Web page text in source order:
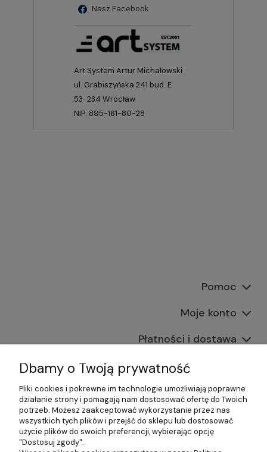
Nasz Facebook
Art System Artur Michałowski
ul. Grabiszyńska 241 bud. E
53-234 Wrocław
NIP: 895-161-80-28
Pomoc
Moje konto
Płatności i dostawa
Informacje
O nas
©2026 Wszelkie Prawa Zastrzeżone | Gastrosklep |
Dbamy o Twoją prywatność
Pliki cookies i pokrewne im technologie umożliwiają poprawne
działanie strony i pomagają nam dostosować ofertę do Twoich
potrzeb. Możesz zaakceptować wykorzystanie przez nas
wszystkich tych plików i przejść do sklepu lub dostosować
użycie plików do swoich preferencji, wybierając opcję
"Dostosuj zgody".